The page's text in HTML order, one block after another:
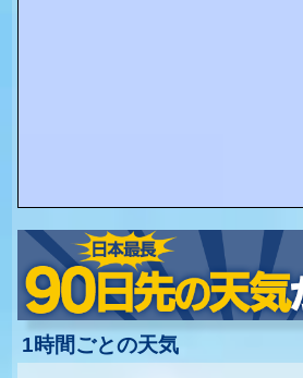
1時間ごとの天気